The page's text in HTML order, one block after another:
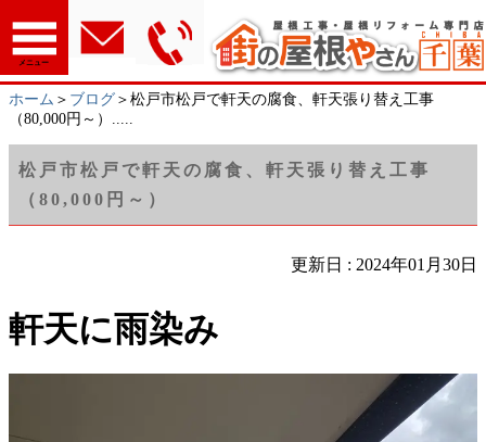
メニュー
ホーム ＞ ブログ ＞松戸市松戸で軒天の腐食、軒天張り替え工事
（80,000円～）.....
松戸市松戸で軒天の腐食、軒天張り替え工事
（80,000円～）
更新日 : 2024年01月30日
軒天に雨染み